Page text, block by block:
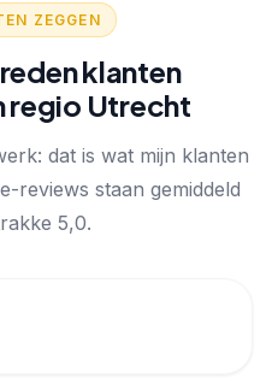
ZEGGEN
klanten
regio Utrecht
dat is wat mijn klanten
reviews staan gemiddeld
5,0.